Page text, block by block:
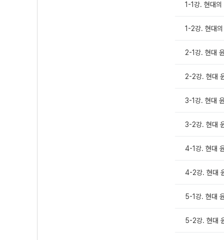
1-1강. 현대의
1-2강. 현대
2-1강. 현대
2-2강. 현대
3-1강. 현대
3-2강. 현대
4-1강. 현대
4-2강. 현대
5-1강. 현대
5-2강. 현대